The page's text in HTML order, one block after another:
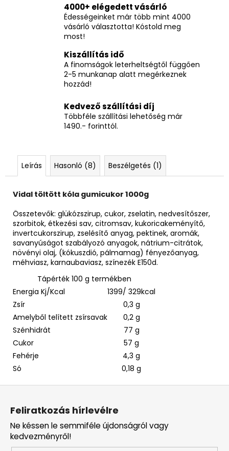
4000+ elégedett vásárló
Édességeinket már több mint 4000
vásárló választotta! Kóstold meg
most!
Kiszállítás idő
A finomságok leterheltségtől függően
2-5 munkanap alatt megérkeznek
hozzád!
Kedvező szállítási díj
Többféle szállítási lehetőség már
1490.- forinttól.
Leírás Hasonló (8) Beszélgetés (1)
Vidal töltött kóla gumicukor 1000g
Összetevők: glükózszirup, cukor, zselatin, nedvesítőszer,
szorbitok, étkezési sav, citromsav, kukoricakeményítő,
invertcukorszirup, zselésítő anyag, pektinek, aromák,
savanyúságot szabályozó anyagok, nátrium-citrátok,
növényi olaj, (kókuszdió, pálmamag) fényezőanyag,
méhviasz, karnaubaviasz, színezék E150d.
Tápérték 100 g termékben
Energia Kj/Kcal
1399/ 329kcal
Zsír
0,3 g
Amelyből telített zsírsavak
0,2 g
Szénhidrát
77 g
Cukor
57 g
Fehérje
4,3 g
Só
0,18 g
Feliratkozás hírlevélre
Ne késsen le semmiféle újdonságról vagy
kedvezményről!